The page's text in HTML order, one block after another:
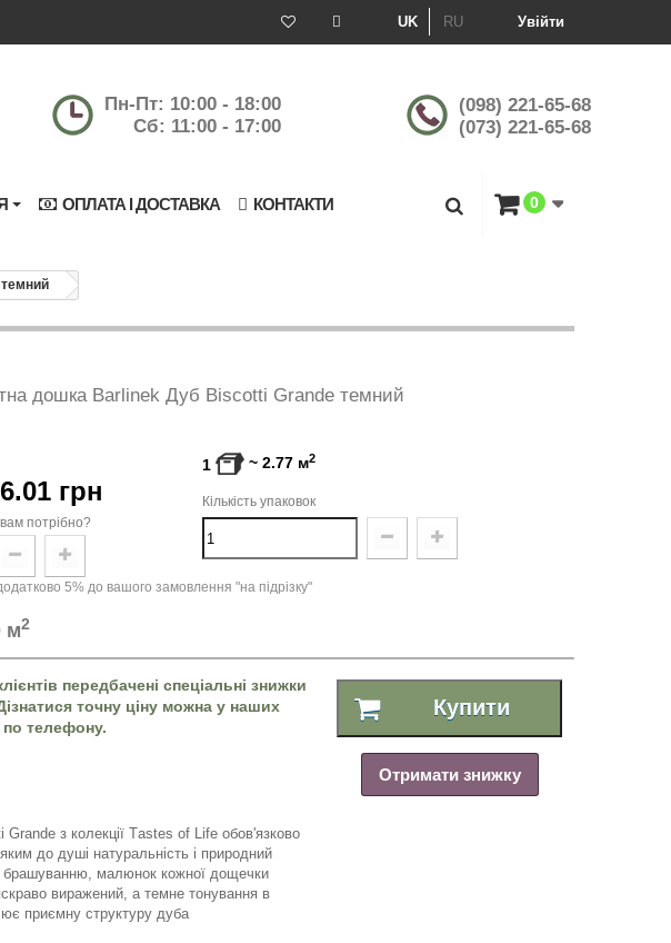
Увійти
UK RU
Пн-Пт: 10:00 - 18:00
Сб: 11:00 - 17:00
(098) 221-65-68
(073) 221-65-68
ОПЛАТА І ДОСТАВКА КОНТАКТИ 0
дошка Barlinek Дуб Biscotti Grande темний
грн
1 ~ 2.77 м2
Кількість упаковок
потрібно?
5% до вашого замовлення "на підрізку"
м2
передбачені спеціальні знижки
точну ціну можна у наших
телефону.
Купити
Отримати знижку
Grande з колекції Tаstеs of Life обов'язково
до душі натуральність і природний
брашуванню, малюнок кожної дощечки
виражений, а темне тонування в
приємну структуру дуба